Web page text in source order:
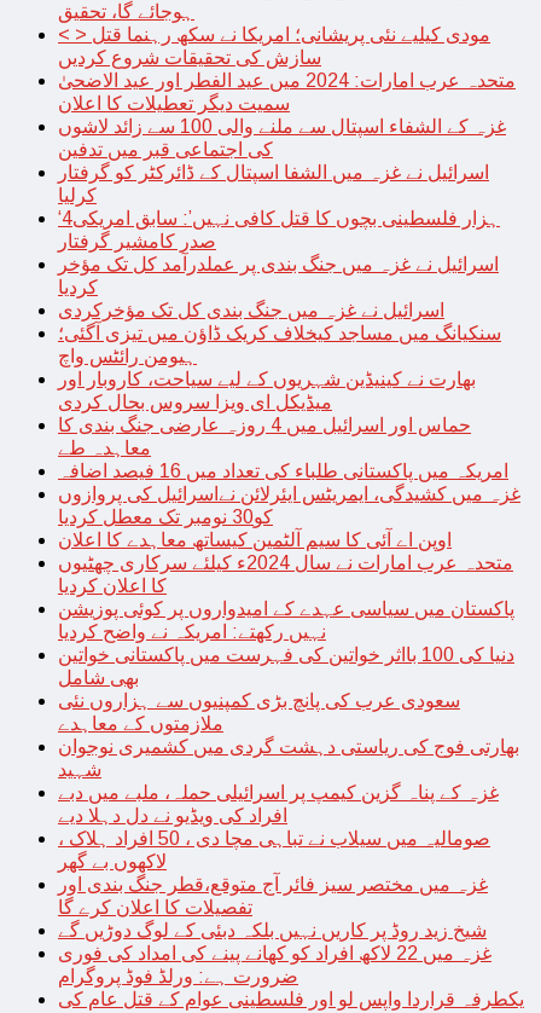
ہوجائے گا، تحقیق
< > مودی کیلیے نئی پریشانی؛ امریکا نے سکھ رہنما قتل
سازش کی تحقیقات شروع کردیں
متحدہ عرب امارات: 2024 میں عید الفطر اور عید الاضحیٰ
سمیت دیگر تعطیلات کا اعلان
غزہ کے الشفاء اسپتال سے ملنے والی 100 سے زائد لاشوں
کی اجتماعی قبر میں تدفین
اسرائیل نے غزہ میں الشفا اسپتال کے ڈائرکٹر کو گرفتار
کرلیا
‘4ہزار فلسطینی بچوں کا قتل کافی نہیں’: سابق امریکی
صدر کامشیر گرفتار
اسرائیل نے غزہ میں جنگ بندی پر عملدرآمد کل تک مؤخر
کردیا
اسرائیل نے غزہ میں جنگ بندی کل تک مؤخرکردی
سنکیانگ میں مساجد کیخلاف کریک ڈاؤن میں تیزی آگئی؛
ہیومن رائٹس واچ
بھارت نے کینیڈین شہریوں کے لیے سیاحت، کاروبار اور
میڈیکل ای ویزا سروس بحال کردی
حماس اور اسرائیل میں 4 روزہ عارضی جنگ بندی کا
معاہدہ طے
امریکہ میں پاکستانی طلباء کی تعداد میں 16 فیصد اضافہ
غزہ میں کشیدگی، ایمریٹس ایئرلائن نےاسرائیل کی پروازوں
کو30 نومبر تک معطل کردیا
اوپن اے آئی کا سیم آلٹمین کیساتھ معاہدے کا اعلان
متحدہ عرب امارات نے سال 2024ء کیلئے سرکاری چھٹیوں
کا اعلان کردیا
پاکستان میں سیاسی عہدے کے امیدواروں پر کوئی پوزیشن
نہیں رکھتے: امریکہ نے واضح کردیا
دنیا کی 100 بااثر خواتین کی فہرست میں پاکستانی خواتین
بھی شامل
سعودی عرب کی پانچ بڑی کمپنیوں سے ہزاروں نئی
ملازمتوں کے معاہدے
بھارتی فوج کی ریاستی دہشت گردی میں کشمیری نوجوان
شہید
غزہ کے پناہ گزین کیمپ پر اسرائیلی حملہ، ملبے میں دبے
افراد کی ویڈیو نے دل دہلا دیے
صومالیہ میں سیلاب نے تباہی مچا دی ، 50 افراد ہلاک ،
لاکھوں بے گھر
غزہ میں مختصر سیز فائر آج متوقع،قطر جنگ بندی اور
تفصیلات کا اعلان کرے گا
شیخ زید روڈ پر کاریں نہیں بلکہ دبئی کے لوگ دوڑیں گے
غزہ میں 22 لاکھ افراد کو کھانے پینے کی امداد کی فوری
ضرورت ہے: ورلڈ فوڈ پروگرام
یکطرفہ قراردا واپس لو اور فلسطینی عوام کے قتل عام کی